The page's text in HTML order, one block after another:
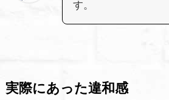
す。
実際にあった違和感